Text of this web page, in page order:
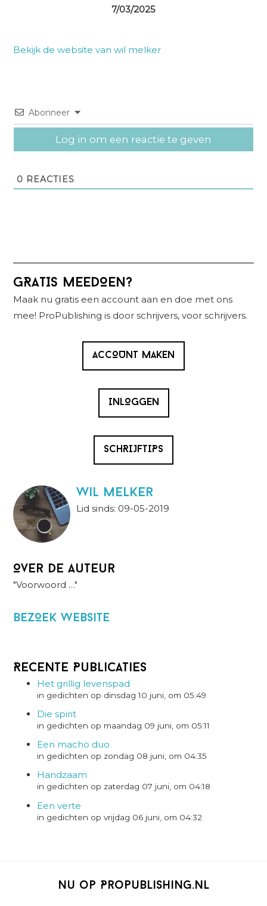
7/03/2025
Bekijk de website van wil melker
Abonneer
Log in om een reactie te geven
0 REACTIES
Primaire
Sidebar
GRATIS MEEDOEN?
Maak nu gratis een account aan en doe met ons
mee! ProPublishing is door schrijvers, voor schrijvers.
ACCOUNT MAKEN
INLOGGEN
SCHRIJFTIPS
wil melker
Lid sinds: 09-05-2019
Over de auteur
"Voorwoord …"
BezOek website
Recente Publicaties
Het grillig levenspad
in gedichten op dinsdag 10 juni, om 05:49
Die spirit
in gedichten op maandag 09 juni, om 05:11
Een macho duo
in gedichten op zondag 08 juni, om 04:35
Handzaam
in gedichten op zaterdag 07 juni, om 04:18
Een verte
in gedichten op vrijdag 06 juni, om 04:32
Nu op Propublishing.nl